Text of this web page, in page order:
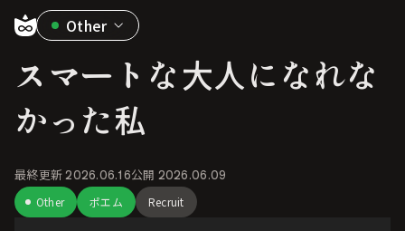
Other
スマートな大人になれな
かった私
最終更新2026.06.16公開 2026.06.09
Other ポエム Recruit